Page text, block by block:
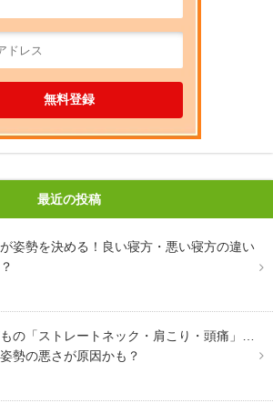
最近の投稿
姿勢を決める！良い寝方・悪い寝方の違い
の「ストレートネック・肩こり・頭痛」…
勢の悪さが原因かも？